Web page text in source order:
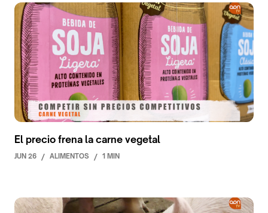
El precio frena la carne vegetal
JUN 26 / ALIMENTOS / 1 MIN